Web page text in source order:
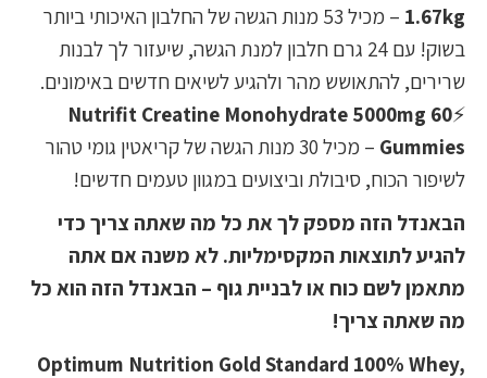
1.67kg
– מכיל 53 מנות הגשה של החלבון האיכותי ביותר
בשוק! עם 24 גרם חלבון למנת הגשה, שיעזור לך לבנות
שרירים, להתאושש מהר ולהגיע לשיאים חדשים באימונים.
⚡
Nutrifit Creatine Monohydrate 5000mg 60
Gummies
– מכיל 30 מנות הגשה של קריאטין גומי טהור
לשיפור הכוח, סיבולת וביצועים במגוון טעמים חדשים!
הבאנדל הזה מספק לך את כל מה שאתה צריך כדי
להגיע לתוצאות המקסימליות. לא משנה אם אתה
מתאמן לשם כוח או לבניית גוף – הבאנדל הזה הוא כל
מה שאתה צריך!
Optimum Nutrition Gold Standard 100% Whey,